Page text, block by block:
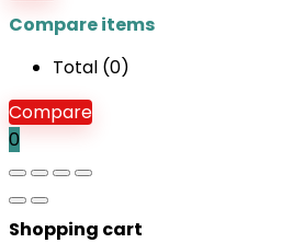
Compare items
Total (0)
Compare
0
Shopping cart